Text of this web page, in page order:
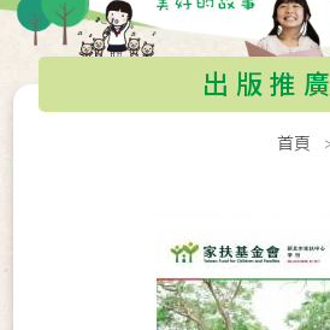
出版推廣
首頁